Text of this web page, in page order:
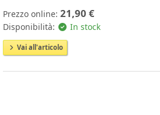
Prezzo online: 21,90 €
Disponibilità: In stock
Vai all'articolo